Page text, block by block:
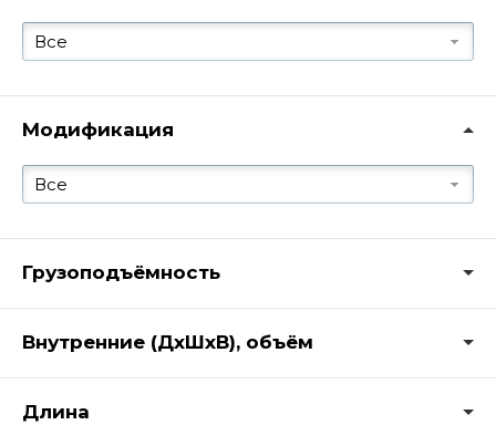
Все
Модификация
Все
Грузоподъёмность
Внутренние (ДхШхВ), объём
Длина